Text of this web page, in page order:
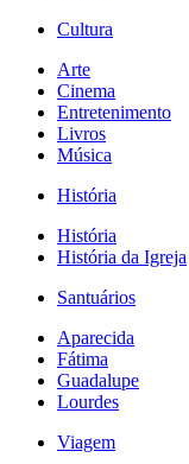
Cultura
Arte
Cinema
Entretenimento
Livros
Música
História
História
História da Igreja
Santuários
Aparecida
Fátima
Guadalupe
Lourdes
Viagem